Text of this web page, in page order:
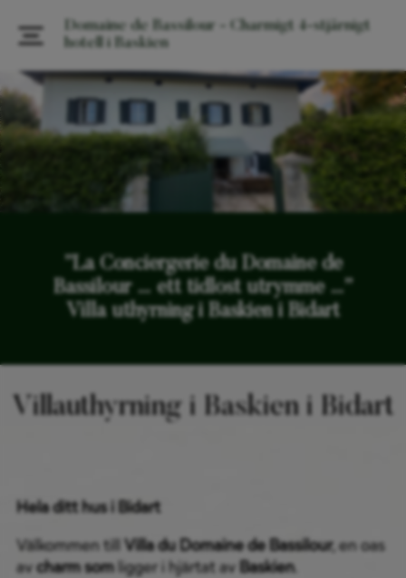
Domaine de Bassilour - Charmigt 4-stjärnigt
hotell i Baskien
”La Conciergerie du Domaine de
Bassilour … ett tidlöst utrymme …”
Villa uthyrning i Baskien i Bidart
Villauthyrning i Baskien i Bidart
Hela ditt hus i Bidart
Välkommen till Villa du Domaine de Bassilour, en oas
avcharm somligger i hjärtat av Baskien.